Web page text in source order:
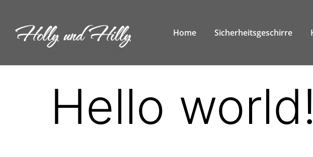
Home Sicherheitsgeschirre
Hello world!